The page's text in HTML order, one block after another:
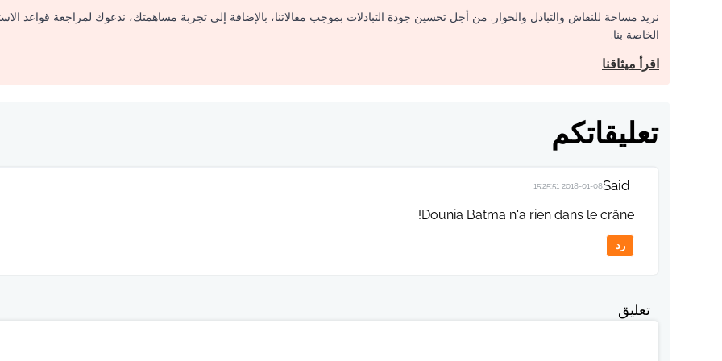
نريد مساحة للنقاش والتبادل والحوار. من أجل تحسين جودة التبادلات بموجب مقالاتنا، بالإضافة إلى تجربة مساهمتك، ندعوك لمراجعة قواعد
الخاصة بنا.
اقرأ ميثاقنا
تعليقاتكم
Said
2018-01-08 15:25:51
Dounia Batma n'a rien dans le crâne!
رد
تعليق